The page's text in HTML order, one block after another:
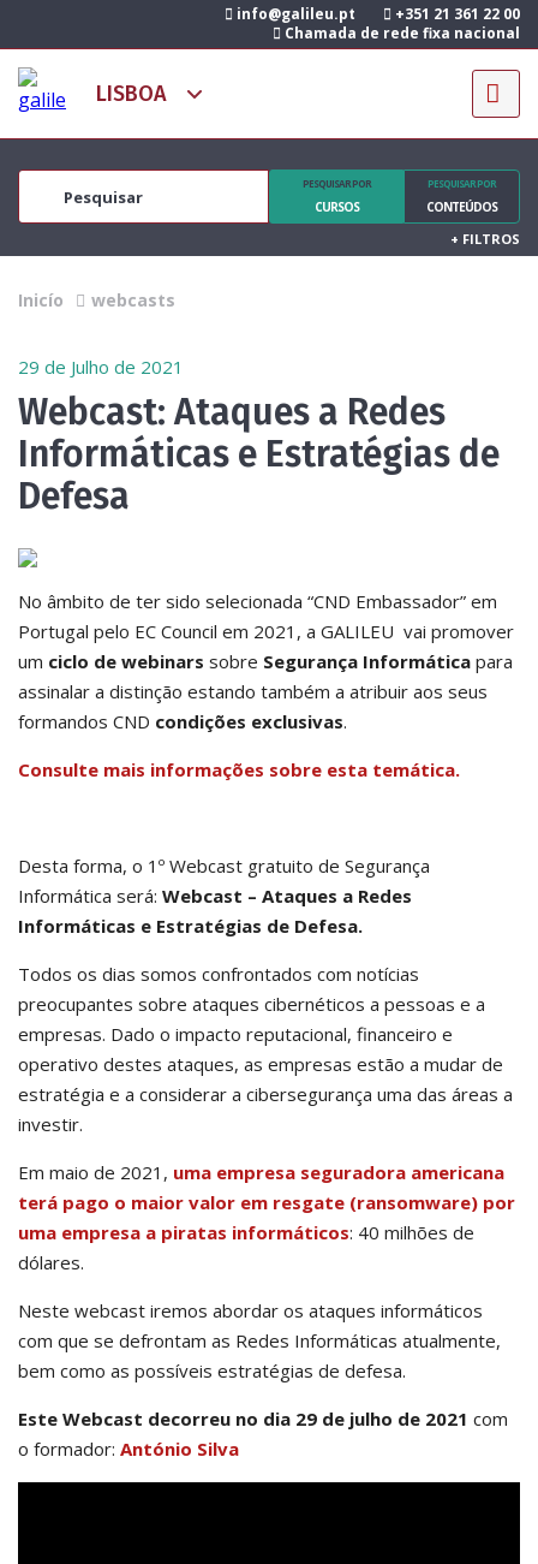
info@galileu.pt
+351 21 361 22 00
Chamada de rede fixa nacional
PESQUISAR POR
CURSOS
PESQUISAR POR
CONTEÚDOS
+ FILTROS
Inicío webcasts
29 de Julho de 2021
Webcast: Ataques a Redes
Informáticas e Estratégias de
Defesa
No âmbito de ter sido selecionada “CND Embassador” em
Portugal pelo EC Council em 2021, a GALILEU vai promover
um ciclo de webinars sobre Segurança Informática para
assinalar a distinção estando também a atribuir aos seus
formandos CND condições exclusivas.
Consulte mais informações sobre esta temática.
Desta forma, o 1º Webcast gratuito de Segurança
Informática será: Webcast – Ataques a Redes
Informáticas e Estratégias de Defesa.
Todos os dias somos confrontados com notícias
preocupantes sobre ataques cibernéticos a pessoas e a
empresas. Dado o impacto reputacional, financeiro e
operativo destes ataques, as empresas estão a mudar de
estratégia e a considerar a cibersegurança uma das áreas a
investir.
Em maio de 2021, uma empresa seguradora americana
terá pago o maior valor em resgate (ransomware) por
uma empresa a piratas informáticos: 40 milhões de
dólares.
Neste webcast iremos abordar os ataques informáticos
com que se defrontam as Redes Informáticas atualmente,
bem como as possíveis estratégias de defesa.
Este Webcast decorreu no dia 29 de julho de 2021 com
o formador: António Silva